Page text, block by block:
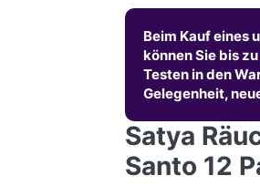
Beim Kauf eines
können Sie bis zu
Testen in den
Gelegenheit,
Satya
Santo 12